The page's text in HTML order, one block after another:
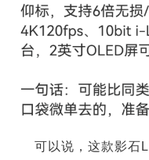
可以说，这款影石